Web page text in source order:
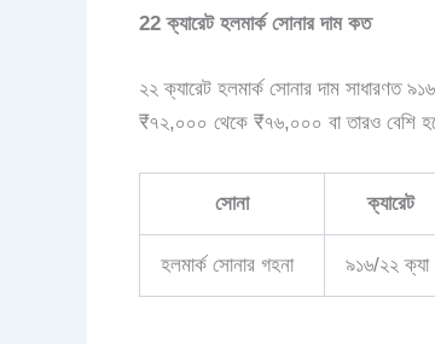
22 ক্যারেট হলমার্ক সোনার দাম কত
২২ ক্যারেট হলমার্ক সোনার দাম সাধারণত
₹৭২,০০০ থেকে ₹৭৬,০০০ বা তারও বেশি হতে
সোনা ক্যারেট
হলমার্ক সোনার গহনা ৯১৬/২২ ক্যা